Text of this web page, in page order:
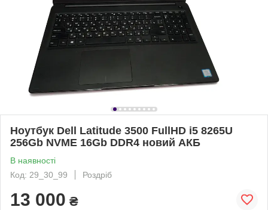
Ноутбук Dell Latitude 3500 FullHD i5 8265U
256Gb NVME 16Gb DDR4 новий АКБ
В наявності
Код: 29_30_99
Роздріб
13 000 ₴